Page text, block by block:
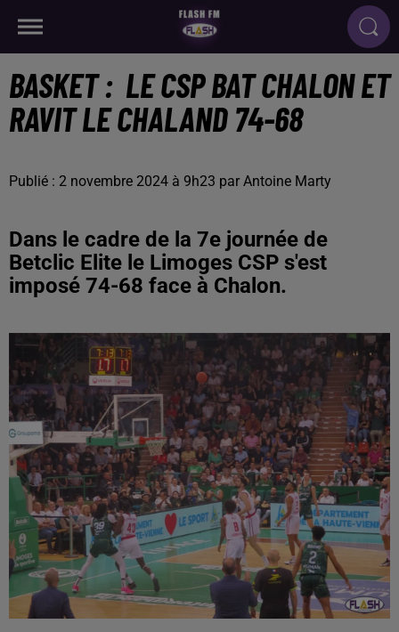
BASKET : LE CSP BAT CHALON ET
RAVIT LE CHALAND 74-68
Publié : 2 novembre 2024 à 9h23 par Antoine Marty
Dans le cadre de la 7e journée de
Betclic Elite le Limoges CSP s'est
imposé 74-68 face à Chalon.